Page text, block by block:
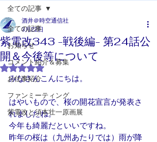
全ての記事
お知らせ
コメント紹介＆募集
お仕事紹介
ファンミーティング
紫電改と須本壮一原画展
全ての記事
紫電改343 -戦後編- 第24話公
開＆今後等について
酒井＠時空通信社
3月22日
5つ星のうちNaNと評価されています。
みなさんこんにちは。
はやいもので、桜の開花宣言が発表さ
れましたね。
今年も綺麗だといいですね。
昨年の桜は（九州あたりでは）雨が降